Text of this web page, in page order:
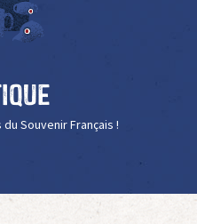
Souvenir Français !